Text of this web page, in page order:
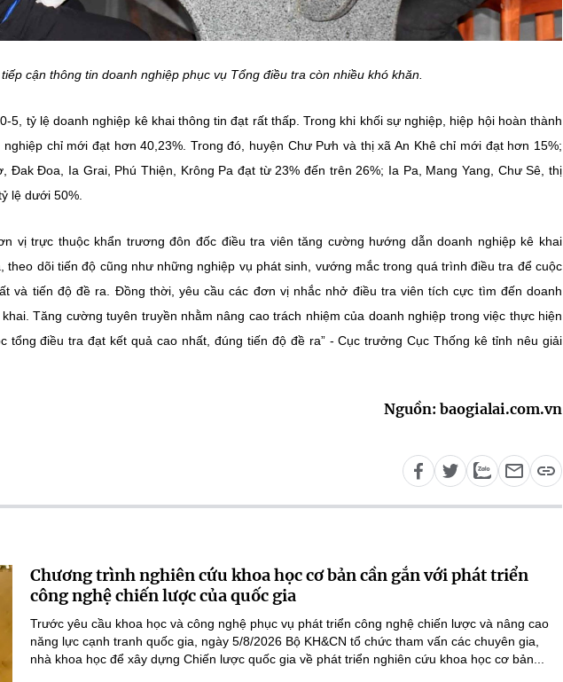
tiếp cận thông tin doanh nghiệp phục vụ Tổng điều tra còn nhiều khó khăn.
5, tỷ lệ doanh nghiệp kê khai thông tin đạt rất thấp. Trong khi khối sự nghiệp, hiệp hội hoàn thành
chỉ mới đạt hơn 40,23%. Trong đó, huyện Chư Pưh và thị xã An Khê chỉ mới đạt hơn 15%;
Đak Đoa, Ia Grai, Phú Thiện, Krông Pa đạt từ 23% đến trên 26%; Ia Pa, Mang Yang, Chư Sê, thị
lệ dưới 50%.
vị trực thuộc khẩn trương đôn đốc điều tra viên tăng cường hướng dẫn doanh nghiệp kê khai
theo dõi tiến độ cũng như những nghiệp vụ phát sinh, vướng mắc trong quá trình điều tra để cuộc
và tiến độ đề ra. Đồng thời, yêu cầu các đơn vị nhắc nhở điều tra viên tích cực tìm đến doanh
Tăng cường tuyên truyền nhằm nâng cao trách nhiệm của doanh nghiệp trong việc thực hiện
tổng điều tra đạt kết quả cao nhất, đúng tiến độ đề ra” - Cục trưởng Cục Thống kê tỉnh nêu giải
Nguồn: baogialai.com.vn
Chương trình nghiên cứu khoa học cơ bản cần gắn với phát triển
công nghệ chiến lược của quốc gia
Trước yêu cầu khoa học và công nghệ phục vụ phát triển công nghệ chiến lược và nâng cao
năng lực cạnh tranh quốc gia, ngày 5/8/2026 Bộ KH&CN tổ chức tham vấn các chuyên gia,
nhà khoa học để xây dựng Chiến lược quốc gia về phát triển nghiên cứu khoa học cơ bản...